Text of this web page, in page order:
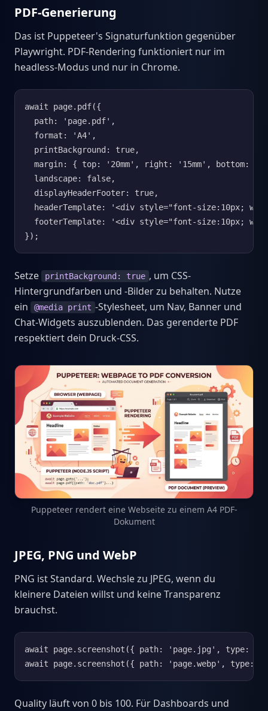
PDF-Generierung
Das ist Puppeteer's Signaturfunktion gegenüber
Playwright. PDF-Rendering funktioniert nur im
headless-Modus und nur in Chrome.
await page.pdf({
  path: 'page.pdf',
  format: 'A4',
  printBackground: true,
margin: { top: '20mm', right: '15mm', bottom:
  landscape: false,
  displayHeaderFooter: true,
headerTemplate: '<div style="font-size:10px;
footerTemplate: '<div style="font-size:10px;
});
Setze printBackground: true , um CSS-
Hintergrundfarben und -Bilder zu behalten. Nutze
ein
@media print -Stylesheet, um Nav, Banner und
Chat-Widgets auszublenden. Das gerenderte PDF
respektiert dein Druck-CSS.
Puppeteer rendert eine Webseite zu einem A4 PDF-
Dokument
JPEG, PNG und WebP
PNG ist Standard. Wechsle zu JPEG, wenn du
kleinere Dateien willst und keine Transparenz
brauchst.
await page.screenshot({ path: 'page.jpg', type:
await page.screenshot({ path: 'page.webp',
Quality läuft von 0 bis 100. Für Dashboards und